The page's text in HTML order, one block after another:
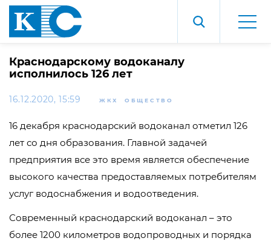
Краснодарскому водоканалу
исполнилось 126 лет
16.12.2020, 15:59 ЖКХ ОБЩЕСТВО
16 декабря краснодарский водоканал отметил 126
лет со дня образования. Главной задачей
предприятия все это время является обеспечение
высокого качества предоставляемых потребителям
услуг водоснабжения и водоотведения.
Современный краснодарский водоканал – это
более 1200 километров водопроводных и порядка